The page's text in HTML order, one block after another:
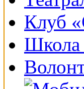
Клуб
Школа